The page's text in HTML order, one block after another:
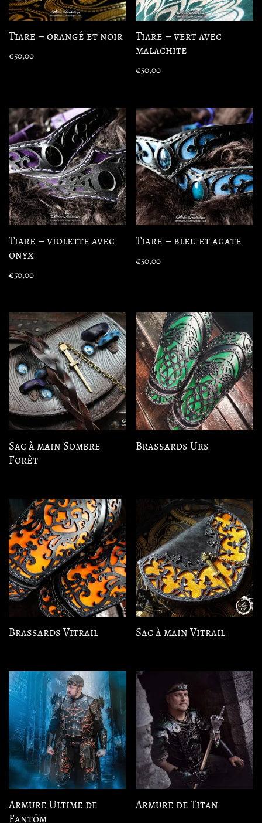
Tiare – orangé et noir
€50,00
Tiare – vert avec
malachite
€50,00
Tiare – violette avec
onyx
€50,00
Tiare – bleu et agate
€50,00
Sac à main Sombre
Forêt
Brassards Urs
Brassards Vitrail Sac à main Vitrail
Armure Ultime de
Fantöm
Armure de Titan